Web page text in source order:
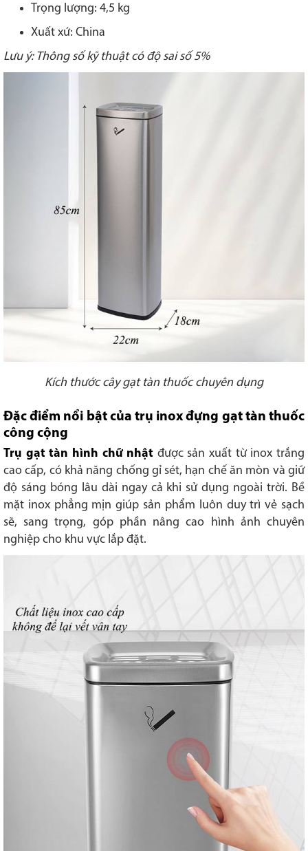
Trọng lượng: 4,5 kg
Xuất xứ: China
Lưu ý: Thông số kỹ thuật có độ sai số 5%
Kích thước cây gạt tàn thuốc chuyên dụng
Đặc điểm nổi bật của trụ inox đựng gạt tàn thuốc
công cộng
Trụ gạt tàn hình chữ nhật được sản xuất từ inox trắng
cao cấp, có khả năng chống gỉ sét, hạn chế ăn mòn và giữ
độ sáng bóng lâu dài ngay cả khi sử dụng ngoài trời. Bề
mặt inox phẳng mịn giúp sản phẩm luôn duy trì vẻ sạch
sẽ, sang trọng, góp phần nâng cao hình ảnh chuyên
nghiệp cho khu vực lắp đặt.